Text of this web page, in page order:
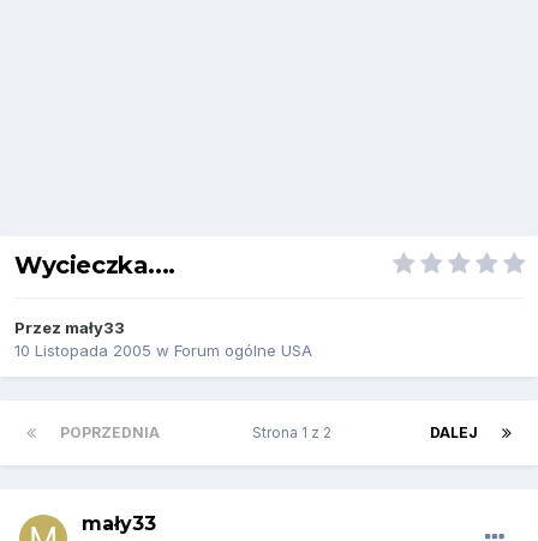
Wycieczka....
Przez mały33
10 Listopada 2005 w Forum ogólne USA
POPRZEDNIA DALEJ
Strona 1 z 2
mały33